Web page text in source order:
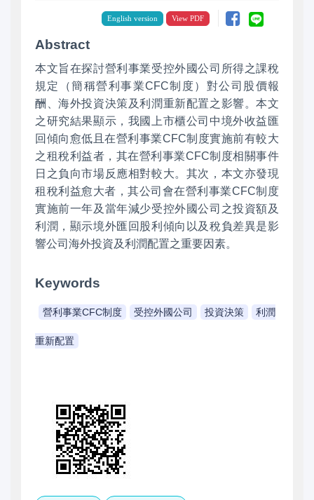
English version
Abstract
本文旨在探討營利事業受控外國公司所得之課稅
規定（簡稱營利事業CFC制度）對公司股價報
酬、海外投資決策及利潤重新配置之影響。本文
之研究結果顯示，我國上市櫃公司中境外收益匯
回傾向愈低且在營利事業CFC制度實施前有較大
之租稅利益者，其在營利事業CFC制度相關事件
日之負向市場反應相對較大。其次，本文亦發現
租稅利益愈大者，其公司會在營利事業CFC制度
實施前一年及當年減少受控外國公司之投資額及
利潤，顯示境外匯回股利傾向以及稅負差異是影
響公司海外投資及利潤配置之重要因素。
Keywords
營利事業CFC制度 受控外國公司 投資決策 利潤
重新配置